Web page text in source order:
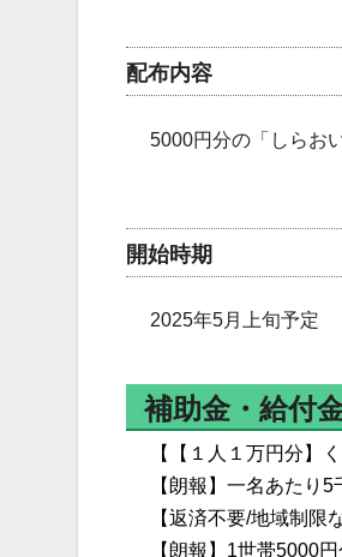
配布内容
5000円分の「しらお
開始時期
2025年5月上旬予定
補助金・給付
【【１人１万円分】
【朗報】一名あたり
【返済不要/地域制限
【朗報】1世帯5000